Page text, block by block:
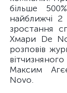
більше
найближчі 2
зростання
Хмари De
розповів
Максим
Novo.